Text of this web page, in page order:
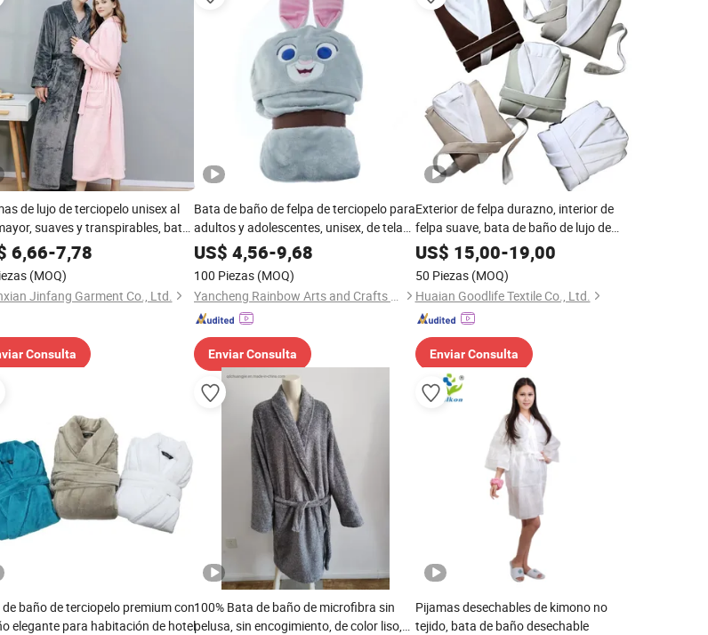
de lujo de terciopelo unisex al
suaves y transpirables, batas
de hotel
6,66-7,78
(MOQ)
Jinfang Garment Co., Ltd.
Consulta
Bata de baño de felpa de terciopelo para
adultos y adolescentes, unisex, de tela
ultra absorbente con diseño de animal
US$ 4,56-9,68
100 Piezas (MOQ)
Yancheng Rainbow Arts and Crafts Co., Ltd.
Enviar Consulta
Exterior de felpa durazno, interior de
felpa suave, bata de baño de lujo de
doble capa SPA
US$ 15,00-19,00
50 Piezas (MOQ)
Huaian Goodlife Textile Co., Ltd.
Enviar Consulta
baño de terciopelo premium con
elegante para habitación de hotel
100% Bata de baño de microfibra sin
pelusa, sin encogimiento, de color liso,
Pijamas desechables de kimono no
tejido, bata de baño desechable